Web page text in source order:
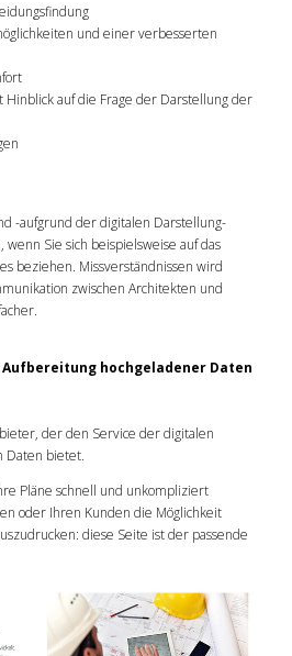
und einer verbesserten
auf die Frage der Darstellung der
-aufgrund der digitalen Darstellung-
Sie sich beispielsweise auf das
beziehen. Missverständnissen wird
zwischen Architekten und
hochgeladener Daten
der den Service der digitalen
Daten bietet.
Pläne schnell und unkompliziert
oder Ihren Kunden die Möglichkeit
diese Seite ist der passende